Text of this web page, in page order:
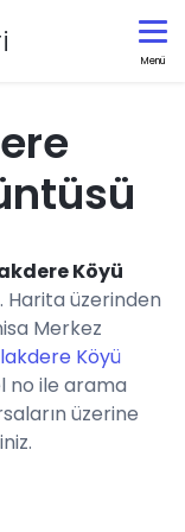
Menü
Köyü
Harita üzerinden
Merkez
Köyü
no ile arama
üzerine